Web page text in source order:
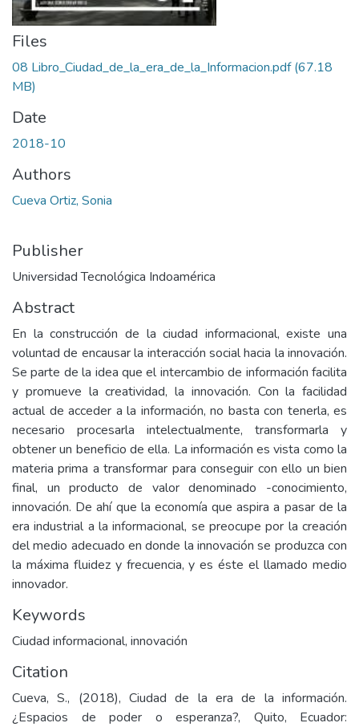
Files
08 Libro_Ciudad_de_la_era_de_la_Informacion.pdf(67.18
MB)
Date
2018-10
Authors
Cueva Ortiz, Sonia
Publisher
Universidad Tecnológica Indoamérica
Abstract
En la construcción de la ciudad informacional, existe una
voluntad de encausar la interacción social hacia la innovación.
Se parte de la idea que el intercambio de información facilita
y promueve la creatividad, la innovación. Con la facilidad
actual de acceder a la información, no basta con tenerla, es
necesario procesarla intelectualmente, transformarla y
obtener un beneficio de ella. La información es vista como la
materia prima a transformar para conseguir con ello un bien
final, un producto de valor denominado -conocimiento,
innovación. De ahí que la economía que aspira a pasar de la
era industrial a la informacional, se preocupe por la creación
del medio adecuado en donde la innovación se produzca con
la máxima fluidez y frecuencia, y es éste el llamado medio
innovador.
Keywords
Ciudad informacional, innovación
Citation
Cueva, S., (2018), Ciudad de la era de la información.
¿Espacios de poder o esperanza?, Quito, Ecuador: